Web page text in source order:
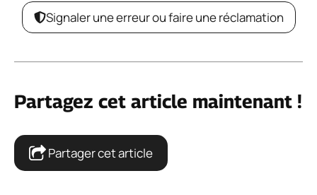
Signaler une erreur ou faire une réclamation
Partagez cet article maintenant !
Partager cet article